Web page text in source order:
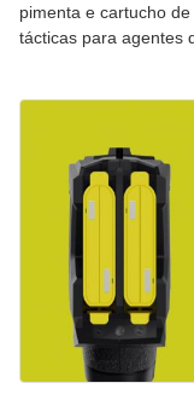
pimenta e cartucho
tácticas para agentes